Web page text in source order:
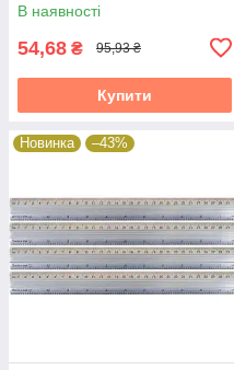
В наявності
54,68 ₴ 95,93 ₴
Купити
Новинка –43%